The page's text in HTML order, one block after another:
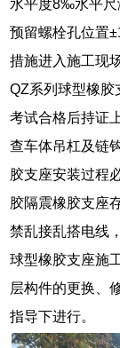
水平度8‰水平尺
预留螺栓孔位置
措施进入施工现
QZ系列球型橡胶
考试合格后持证
查车体吊杠及链
胶支座安装过程
胶隔震橡胶支座
禁乱接乱搭电线
球型橡胶支座施
层构件的更换、
指导下进行。